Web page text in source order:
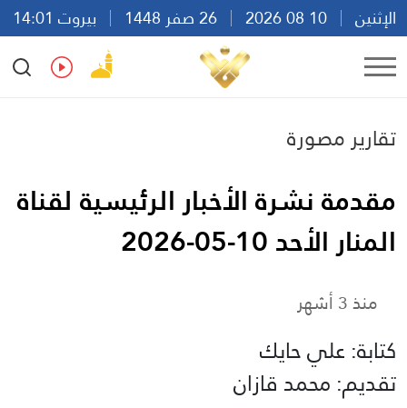
الإثنين
بيروت 14:01
Ar
En Fr Es
تقارير مصورة
مقدمة نشرة الأخبار الرئيسية لقناة
المنار الأحد 10-05-2026
منذ 3 أشهر
كتابة: علي حايك
تقديم: محمد قازان